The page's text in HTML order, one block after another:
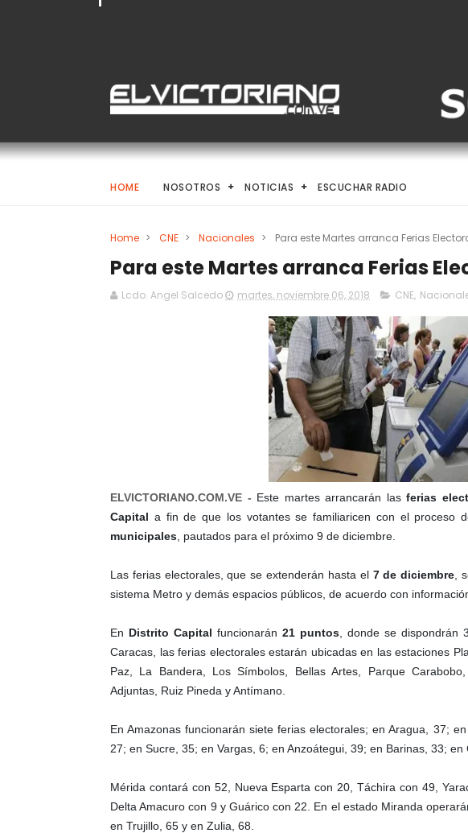
HOME NOSOTROS NOTICIAS ESCUCHAR RADIO
Home > CNE > Nacionales > Para este Martes arranca Ferias
Para este Martes arranca Ferias
Lcdo. Angel Salcedo martes, noviembre 06, 2018 CNE,
ELVICTORIANO.COM.VE - Este martes arrancarán lasferias
Capital a fin de que los votantes se familiaricen con el proceso
municipales , pautados para el próximo 9 de diciembre.
Las ferias electorales, que se extenderán hasta el 7 de diciembre ,
sistema Metro y demás espacios públicos, de acuerdo con
En Distrito Capital funcionarán21 puntos , donde se
Caracas, las ferias electorales estarán ubicadas en las estaciones
Paz, La Bandera, Los Símbolos, Bellas Artes, Parque
Adjuntas, Ruiz Pineda y Antímano.
En Amazonas funcionarán siete ferias electorales; en Aragua, 37;
27; en Sucre, 35; en Vargas, 6; en Anzoátegui, 39; en Barinas, 33; en
Mérida contará con 52, Nueva Esparta con 20, Táchira con 49,
Delta Amacuro con 9 y Guárico con 22. En el estado Miranda
en Trujillo, 65 y en Zulia, 68.